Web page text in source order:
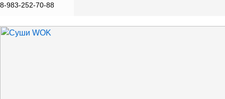
8-983-252-70-88